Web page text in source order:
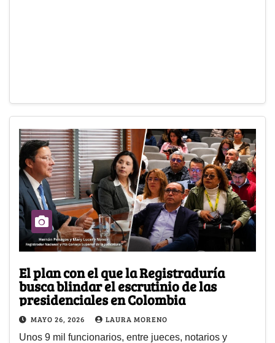
El plan con el que la Registraduría
busca blindar el escrutinio de las
presidenciales en Colombia
MAYO 26, 2026 LAURA MORENO
Unos 9 mil funcionarios, entre jueces, notarios y